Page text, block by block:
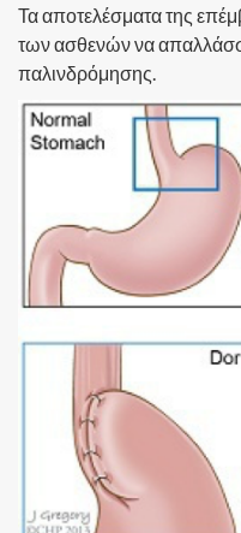
Τα αποτελέσματα της
των ασθενών να
παλινδρόμησης.